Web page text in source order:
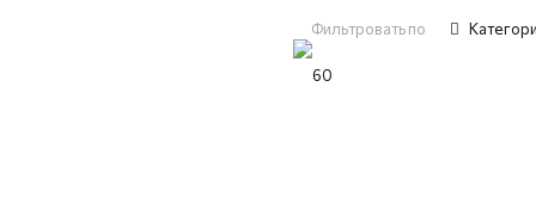
Фильтровать по